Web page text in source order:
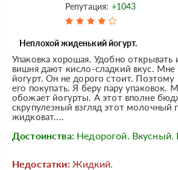
Репутация: +1043
Неплохой жиденький йогурт.
Упаковка хорошая. Удобно открывать
вишня дают кисло-сладкий вкус. Мне
йогурт. Он не дорого стоит.
его покупать. Я беру пару упаковок.
обожает йогурты. А этот вполне
скрупулезный взгляд этот молочный
жидковат....
Достоинства: Недорогой. Вкусный.
Недостатки: Жидкий.